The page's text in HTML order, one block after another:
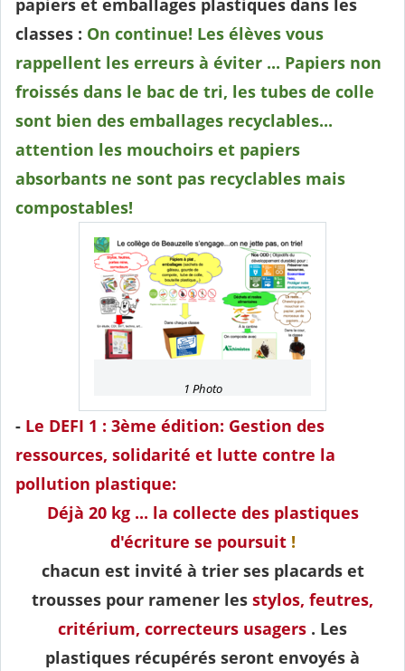
classes : On continue! Les élèves vous
rappellent les erreurs à éviter ... Papiers non
froissés dans le bac de tri, les tubes de colle
sont bien des emballages recyclables...
attention les mouchoirs et papiers
absorbants ne sont pas recyclables mais
compostables!
1 Photo
- Le DEFI 1 : 3ème édition: Gestion des
ressources, solidarité et lutte contre la
pollution plastique:
Déjà 20 kg ... la collecte des plastiques
d'écriture se poursuit!
chacun est invité à trier ses placards et
trousses pour ramener les stylos, feutres,
critérium, correcteurs usagers . Les
plastiques récupérés seront envoyés à